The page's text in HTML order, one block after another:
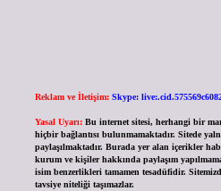
Reklam ve İletişim: Skype:
Yasal Uyarı: Bu internet sitesi, herhangi bir
hiçbir bağlantısı bulunmamaktadır. Sitede
paylaşılmaktadır. Burada yer alan içerikler
kurum ve kişiler hakkında paylaşım
isim benzerlikleri tamamen tesadüfidir.
tavsiye niteliği taşımazlar.